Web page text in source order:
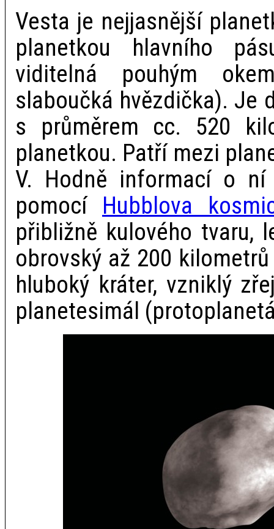
Vesta je nejjasnější
planetkou hlavního
viditelná pouhým
slaboučká hvězdička). Je
s průměrem cc. 520
planetkou. Patří mezi
V. Hodně informací o ní
pomocí Hubblova
přibližně kulového tvaru,
obrovský až 200
hluboký kráter, vzniklý
planetesimál